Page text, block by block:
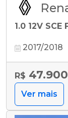
1.0 12V SCE
2017/2018
R$ 47.900
Ver mais